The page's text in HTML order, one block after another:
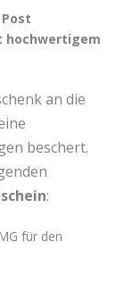
hochwertigem
an die
beschert.
:
für den